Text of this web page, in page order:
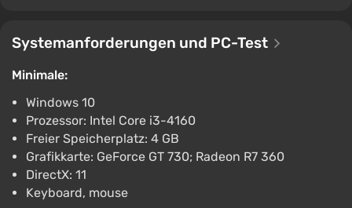
Systemanforderungen und PC-Test
Minimale:
Windows 10
Prozessor: Intel Core i3-4160
Freier Speicherplatz: 4 GB
Grafikkarte: GeForce GT 730; Radeon R7 360
DirectX: 11
Keyboard, mouse